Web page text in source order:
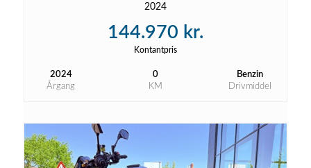
2024
144.970 kr.
Kontantpris
2024
Årgang
0
KM
Benzin
Drivmiddel